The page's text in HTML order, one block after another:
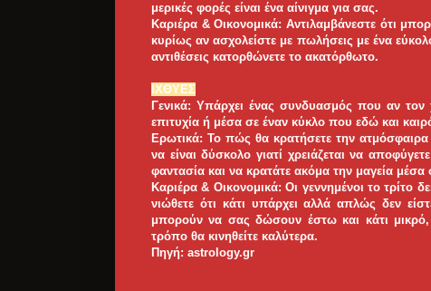
μερικές φορές είναι ένα αίνιγμα για σας.
Καριέρα & Οικονομικά: Αντιλαμβάνεστε ότι
κυρίως αν ασχολείστε με πωλήσεις με ένα
αντιθέσεις κατορθώνετε το ακατόρθωτο.
ΙΧΘYΕΣ
Γενικά: Υπάρχει ένας συνδυασμός που αν τον
επιτυχία ή μέσα σε έναν κύκλο που εδώ και
Ερωτικά: Το πώς θα κρατήσετε την
να είναι δύσκολο γιατί χρειάζεται να
φαντασία και να κρατάτε ακόμα την μαγεία μέσα
Καριέρα & Οικονομικά: Οι γεννημένοι το τρίτο
νιώθετε ότι κάτι υπάρχει αλλά απλώς δεν
μπορούν να σας δώσουν έστω και κάτι
τρόπο θα κινηθείτε καλύτερα.
Πηγή: astrology.gr